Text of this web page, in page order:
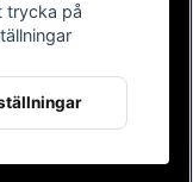
trycka på